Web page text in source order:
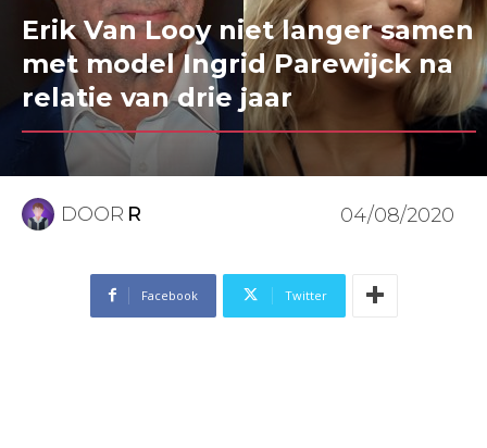
Erik Van Looy niet langer samen
met model Ingrid Parewijck na
relatie van drie jaar
DOOR R 04/08/2020
Facebook Twitter